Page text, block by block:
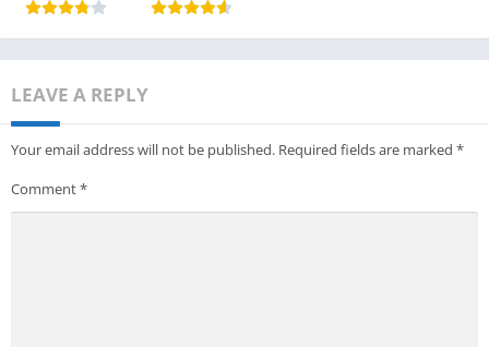
LEAVE A REPLY
Your email address will not be published. Required fields are marked *
Comment*